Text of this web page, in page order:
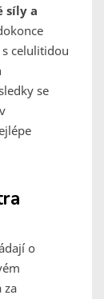
síly a
celulitidou
se
o
za